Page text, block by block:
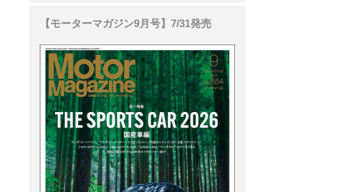
【モーターマガジン9月号】7/31発売